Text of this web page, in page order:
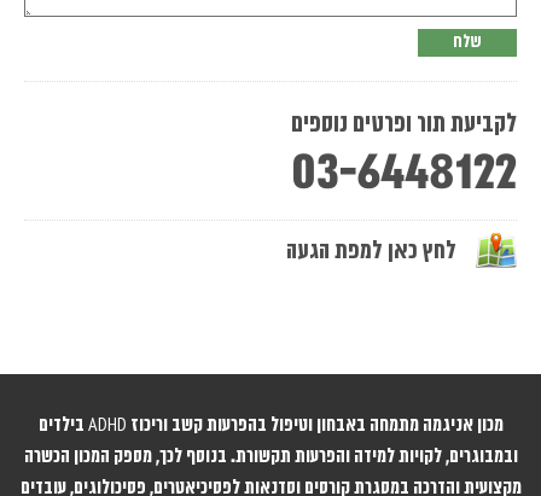
לקביעת תור ופרטים נוספים
03-6448122
לחץ כאן למפת הגעה
מכון אניגמה מתמחה באבחון וטיפול בהפרעות קשב וריכוז ADHD בילדים
ובמבוגרים, לקויות למידה והפרעות תקשורת. בנוסף לכך, מספק המכון הכשרה
מקצועית והדרכה במסגרת קורסים וסדנאות לפסיכיאטרים, פסיכולוגים, עובדים